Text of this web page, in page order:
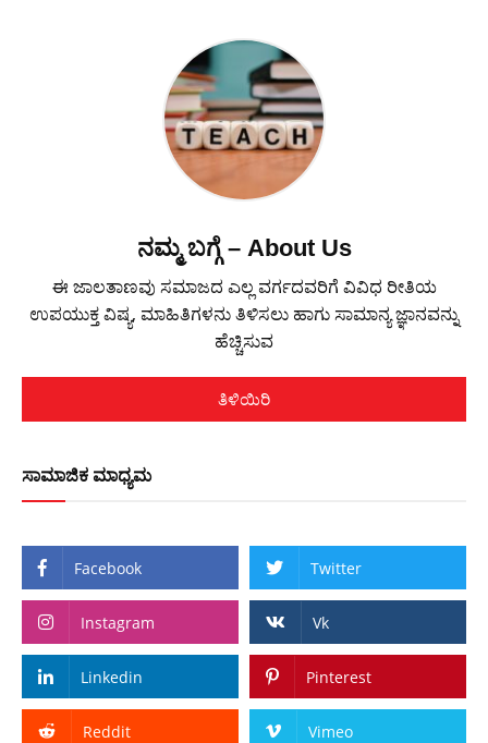
ನಮ್ಮ ಬಗ್ಗೆ – About Us
ಈ ಜಾಲತಾಣವು ಸಮಾಜದ ಎಲ್ಲ ವರ್ಗದವರಿಗೆ ವಿವಿಧ ರೀತಿಯ
ಉಪಯುಕ್ತ ವಿಷ್ಯ, ಮಾಹಿತಿಗಳನು ತಿಳಿಸಲು ಹಾಗು ಸಾಮಾನ್ಯ ಜ್ಞಾನವನ್ನು
ಹೆಚ್ಚಿಸುವ
ತಿಳಿಯಿರಿ
ಸಾಮಾಜಿಕ ಮಾಧ್ಯಮ
Facebook Twitter
Instagram Vk
Linkedin Pinterest
Reddit Vimeo